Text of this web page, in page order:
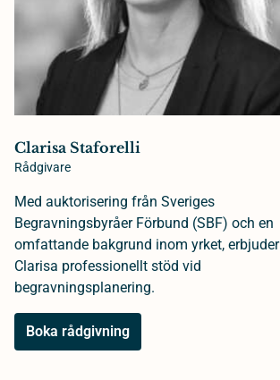
Clarisa Staforelli
Rådgivare
Med auktorisering från Sveriges
Begravningsbyråer Förbund (SBF) och en
omfattande bakgrund inom yrket, erbjuder
Clarisa professionellt stöd vid
begravningsplanering.
Boka rådgivning